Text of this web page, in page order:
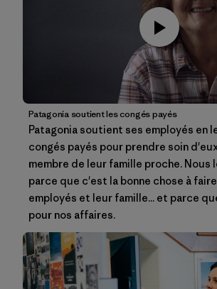
Patagonia soutient les congés payés
Patagonia soutient ses employés en
congés payés pour prendre soin
membre de leur famille proche. Nous
parce que c'est la bonne chose à
employés et leur famille... et parce
pour nos affaires.